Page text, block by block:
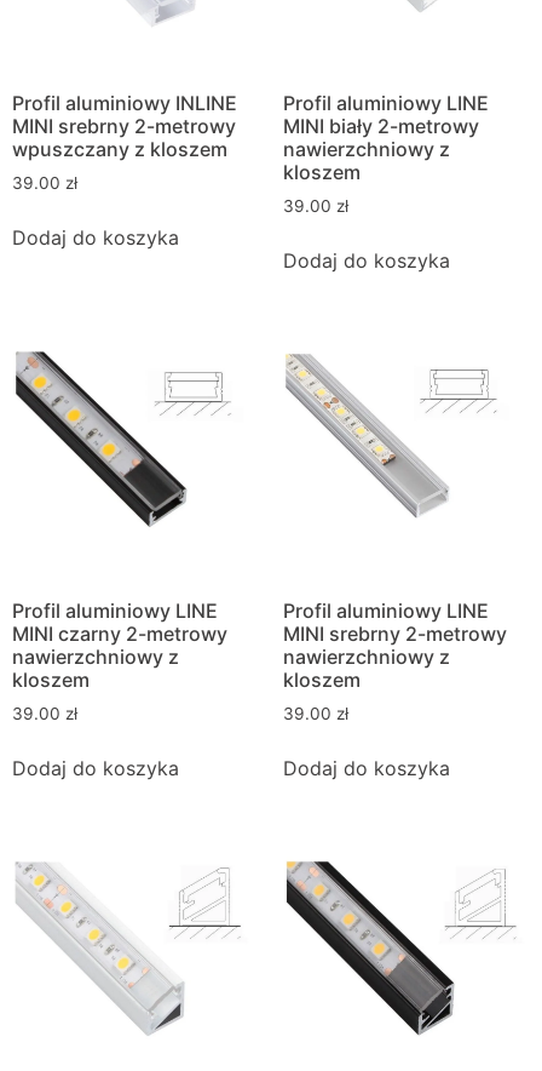
Profil aluminiowy INLINE
MINI srebrny 2-metrowy
wpuszczany z kloszem
39.00 zł
Dodaj do koszyka
Profil aluminiowy LINE
MINI biały 2-metrowy
nawierzchniowy z
kloszem
39.00 zł
Dodaj do koszyka
Profil aluminiowy LINE
MINI czarny 2-metrowy
nawierzchniowy z
kloszem
39.00 zł
Dodaj do koszyka
Profil aluminiowy LINE
MINI srebrny 2-metrowy
nawierzchniowy z
kloszem
39.00 zł
Dodaj do koszyka